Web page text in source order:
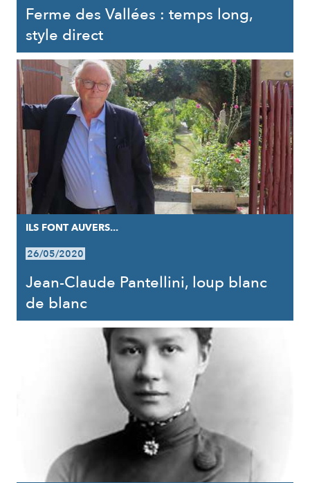
Ferme des Vallées : temps long,
style direct
ILS FONT AUVERS...
26/05/2020
Jean-Claude Pantellini, loup blanc
de blanc